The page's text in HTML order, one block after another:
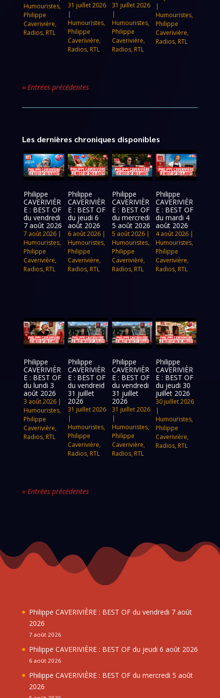
Humouristes,
Philippe
Caverivière,
Radios, RTL
31 juillet 2026
|
Humouristes,
Philippe
Caverivière,
Radios, RTL
31 juillet 2026
|
Humouristes,
Philippe
Caverivière,
Radios, RTL
|
Humouristes,
Philippe
Caverivière,
Radios, RTL
« Entrées précédentes
Les dernières chroniques disponibles
Philippe
CAVERIVIÈR
E : BEST OF
du vendredi
7 août 2026
7 août 2026 |
Humouristes,
Philippe
Caverivière,
Radios, RTL
Philippe
CAVERIVIÈR
E : BEST OF
du jeudi 6
août 2026
6 août 2026|
Humouristes,
Philippe
Caverivière,
Radios, RTL
Philippe
CAVERIVIÈR
E : BEST OF
du mercredi
5 août 2026
5 août 2026|
Humouristes,
Philippe
Caverivière,
Radios, RTL
Philippe
CAVERIVIÈR
E : BEST OF
du mardi 4
août 2026
4 août 2026 |
Humouristes,
Philippe
Caverivière,
Radios, RTL
Philippe
CAVERIVIÈR
E : BEST OF
du lundi 3
août 2026
3 août 2026 |
Humouristes,
Philippe
Caverivière,
Radios, RTL
Philippe
CAVERIVIÈR
E : BEST OF
du vendreid
31 juillet
2026
31 juillet 2026
|
Humouristes,
Philippe
Caverivière,
Radios, RTL
Philippe
CAVERIVIÈR
E : BEST OF
du vendredi
31 juillet
2026
31 juillet 2026
|
Humouristes,
Philippe
Caverivière,
Radios, RTL
Philippe
CAVERIVIÈR
E : BEST OF
du jeudi 30
juillet 2026
30 juillet 2026
|
Humouristes,
Philippe
Caverivière,
Radios, RTL
« Entrées précédentes
Philippe CAVERIVIÈRE : BEST OF du vendredi 7 août
2026
7 août 2026
Philippe CAVERIVIÈRE : BEST OF du jeudi 6 août 2026
6 août 2026
Philippe CAVERIVIÈRE : BEST OF du mercredi 5 août
2026